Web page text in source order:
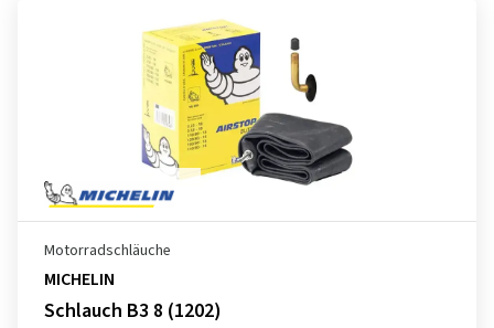
Motorradschläuche
MICHELIN
Schlauch B3 8 (1202)